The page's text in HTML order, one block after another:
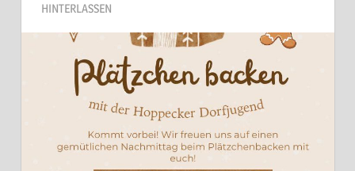
HINTERLASSEN